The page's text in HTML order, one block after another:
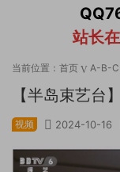
站长
当前位置： 首页 A-B-
【半岛束艺台
视频 2024-10-16